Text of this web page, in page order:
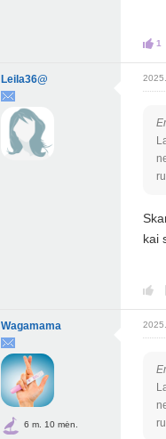
1
Leila36@
kai
Wagamama
6 m. 10 mėn.